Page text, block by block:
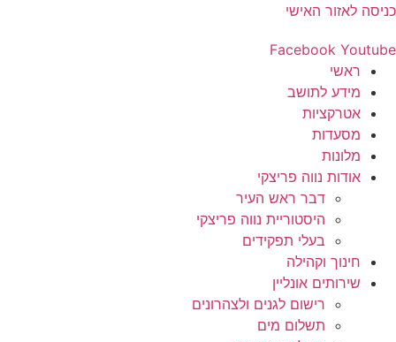
דלג
כניסה לאזור האישי
Facebook Youtube
ראשי
מידע לתושב
אטרקציות
מסעדות
מלונות
אודות נווה פריצקי
דבר ראש העיר
היסטוריית נווה פריצקי
בעלי תפקידים
חינוך וקהילה
שירותים אונליין
רישום לגנים ולצהרונים
תשלום מים